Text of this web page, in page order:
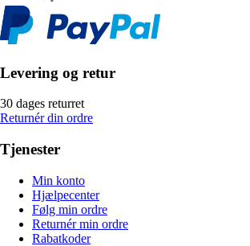
Levering og retur
30 dages returret
Returnér din ordre
Tjenester
Min konto
Hjælpecenter
Følg min ordre
Returnér min ordre
Rabatkoder